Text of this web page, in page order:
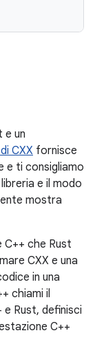
e un
CXX fornisce
e ti consigliamo
e il modo
mostra
C++ che Rust
CXX e una
in una
chiami il
Rust, definisci
C++